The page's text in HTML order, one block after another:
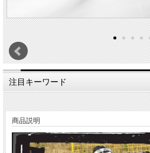
注目キーワード
商品説明